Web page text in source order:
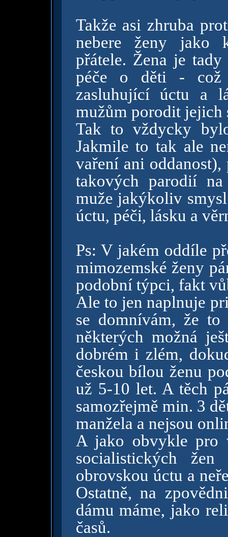
Takže asi zhruba
nebere ženy jako
přátele. Žena je
péče o děti - což
zasluhující úctu a
mužům porodit jejich
Tak to vždycky
Jakmile to tak ale
vaření ani oddanost),
takových parodií
muže jakýkoliv
úctu, péči, lásku a
Ps: V jakém oddíle
mimozemské ženy
podobní týpci, fakt
Ale to jen naplnuje
se domnívám, že
některých možná
dobrém i zlém,
českou bílou ženu
už 5-10 let. A těch
samozřejmě min. 3
manžela a nejsou
A jako obvykle pro
socialistických
obrovskou úctu a
Ostatně, na
dámu máme, jako
časů.